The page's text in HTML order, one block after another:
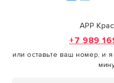
АРР
+7 989
или оставьте ваш номер, и